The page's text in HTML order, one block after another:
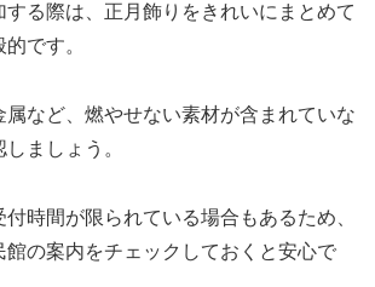
する際は、正月飾りをきれいにまとめて
です。
属など、燃やせない素材が含まれていな
ましょう。
時間が限られている場合もあるため、
館の案内をチェックしておくと安心で